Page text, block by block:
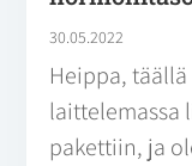
30.05.2022
Heippa,
laittelemassa
pakettiin, ja